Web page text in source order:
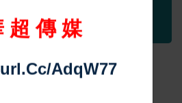
21907
Follow Us